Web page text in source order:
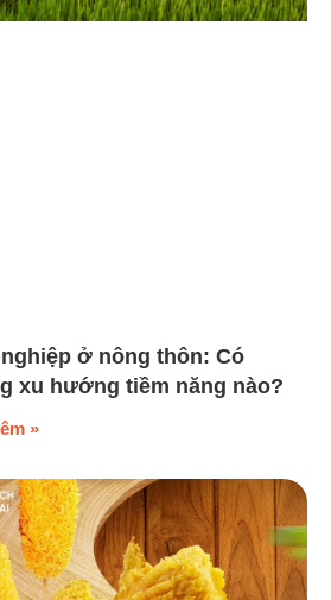
ở nông thôn: Có
xu hướng tiềm năng nào?
»